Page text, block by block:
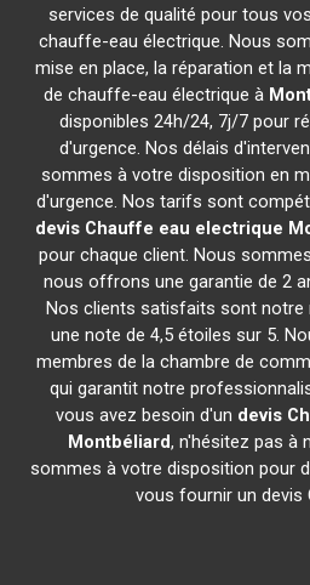
services de qualité pour tous
chauffe-eau électrique. Nous
mise en place, la réparation et la
de chauffe-eau électrique à
disponibles 24h/24, 7j/7 pour
d'urgence. Nos délais
sommes à votre disposition en
d'urgence. Nos tarifs sont
devis Chauffe eau electrique
pour chaque client. Nous
nous offrons une garantie de 2
Nos clients satisfaits sont notre
une note de 4,5 étoiles sur 5.
membres de la chambre de
qui garantit notre
vous avez besoin d'un devis
Montbéliard, n'hésitez pas à
sommes à votre disposition pour
vous fournir un devis